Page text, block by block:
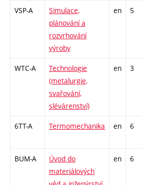
VSP-A
Simulace,
plánování a
rozvrhování
výroby
en 5
WTC-A
Technologie
(metalurgie,
svařování,
slévárenství)
en 3
6TT-A Termomechanika en 6
BUM-A
Úvod do
materiálových
en 6